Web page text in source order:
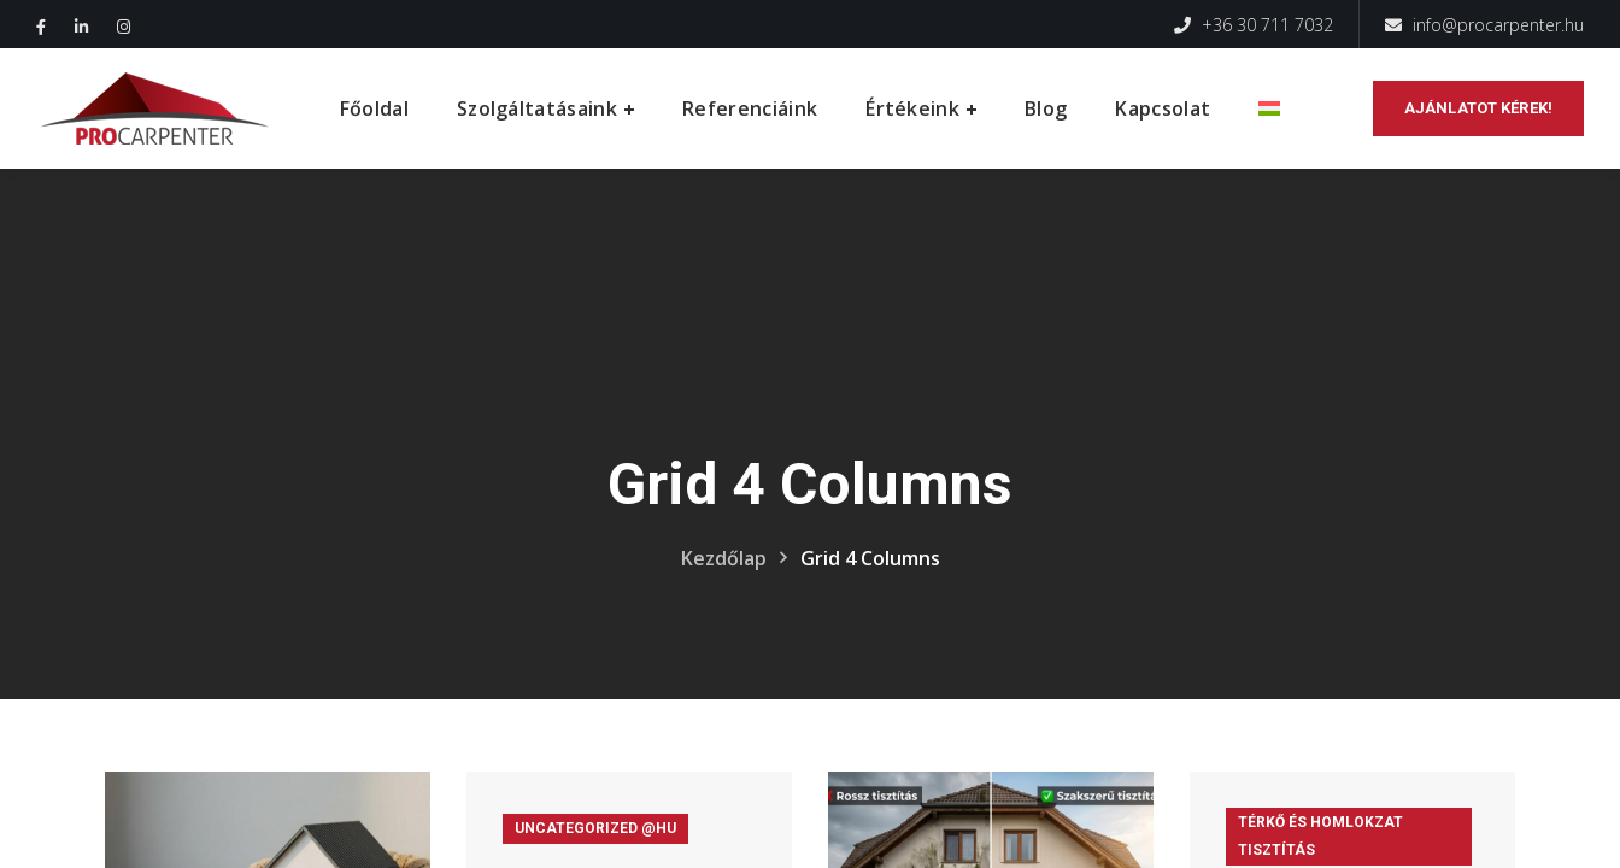
+36 30 711 7032 info@procarpenter.hu
Főoldal Szolgáltatásaink Referenciáink Értékeink Blog Kapcsolat AJÁNLATOT KÉREK!
Grid 4 Columns
Kezdőlap Grid 4 Columns
UNCATEGORIZED @HU
TÉRKŐ ÉS HOMLOKZAT
TISZTÍTÁS